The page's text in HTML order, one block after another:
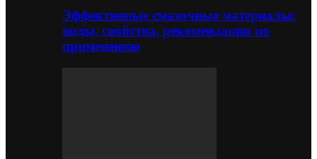
Эффективные смазочные материалы:
виды, свойства, рекомендации по
применению